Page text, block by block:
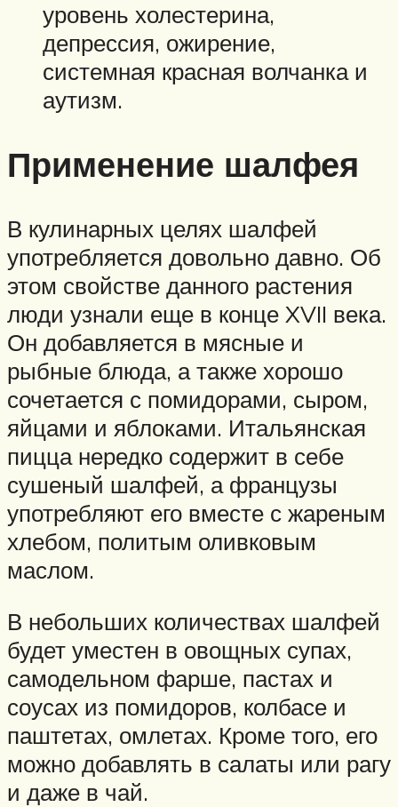
уровень холестерина,
депрессия, ожирение,
системная красная волчанка и
аутизм.
Применение шалфея
В кулинарных целях шалфей
употребляется довольно давно. Об
этом свойстве данного растения
люди узнали еще в конце XVII века.
Он добавляется в мясные и
рыбные блюда, а также хорошо
сочетается с помидорами, сыром,
яйцами и яблоками. Итальянская
пицца нередко содержит в себе
сушеный шалфей, а французы
употребляют его вместе с жареным
хлебом, политым оливковым
маслом.
В небольших количествах шалфей
будет уместен в овощных супах,
самодельном фарше, пастах и
соусах из помидоров, колбасе и
паштетах, омлетах. Кроме того, его
можно добавлять в салаты или рагу
и даже в чай.